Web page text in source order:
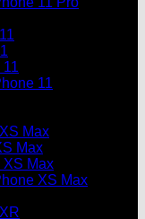
11
Max
Max
XS Max
XS Max